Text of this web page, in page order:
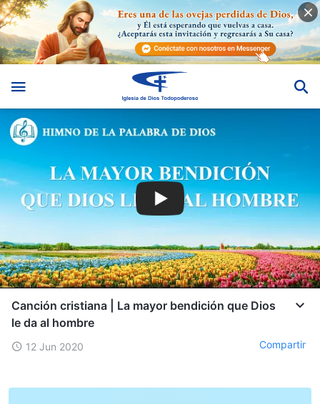
Canción cristiana | La mayor bendición que Dios
le da al hombre
12 Jun 2020 Compartir